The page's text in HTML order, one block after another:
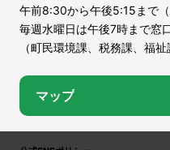
午前8:30から午後5:15まで（
毎週水曜日は午後7時まで窓
（町民環境課、税務課、福
マップ